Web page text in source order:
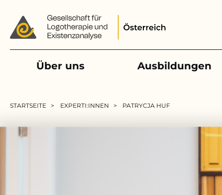
Über uns Ausbildungen
STARTSEITE EXPERTI:INNEN PATRYCJA HUF